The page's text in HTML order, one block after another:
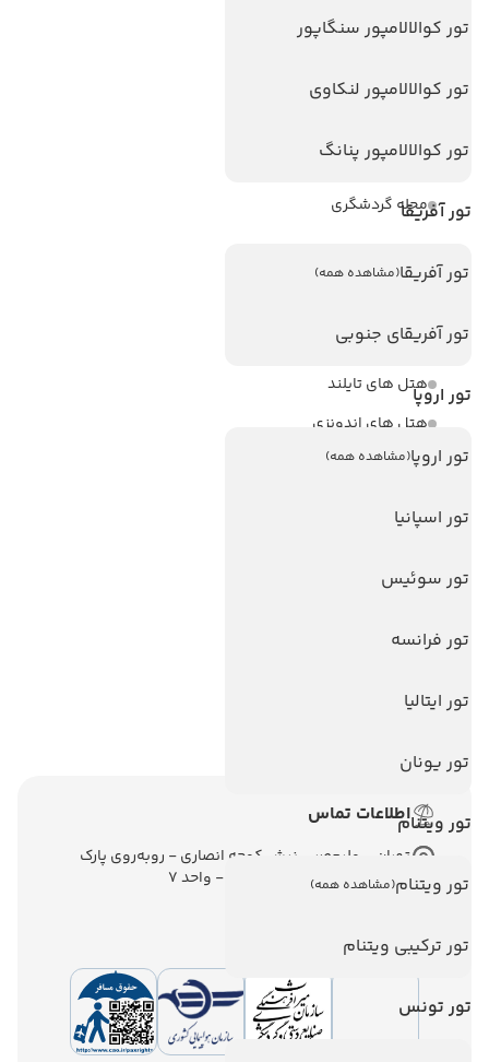
تور کوالالامپور سنگاپور
تور کوالالامپور لنکاوی
تور کوالالامپور پنانگ
تور آفریقا
تور آفریقا(مشاهده همه)
تور آفریقای جنوبی
تور اروپا
تور اروپا(مشاهده همه)
تور اسپانیا
تور سوئیس
تور فرانسه
تور ایتالیا
تور یونان
تور ویتنام
تور ویتنام(مشاهده همه)
تور ترکیبی ویتنام
تور تونس
لینک های مفید
ویزا کانادا
تماس با ما
مجله گردشگری
هتل های پر بازدید
هتل های استانبول
هتل های تایلند
هتل های اندونزی
هتل های سریلانکا
تورهای پربازدید
تور پوکت
اطلاعات تماس
تهران - ولیعصر - نبش کوچه انصاری - روبه‌روی پارک
ملت - برج ملت - طبقه ششم - واحد 7